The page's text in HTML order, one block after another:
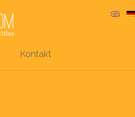
Kontakt